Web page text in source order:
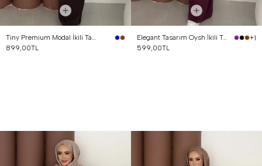
Tiny Premium Modal İkili Takım Kahverengi
899,00TL
Elegant Tasarım Oysh İkili Takım Mürdüm
+1
599,00TL